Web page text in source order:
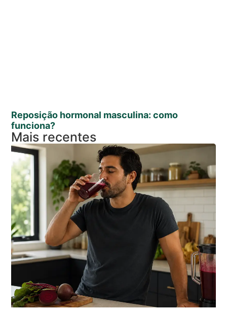
Reposição hormonal masculina: como
funciona?
Mais recentes